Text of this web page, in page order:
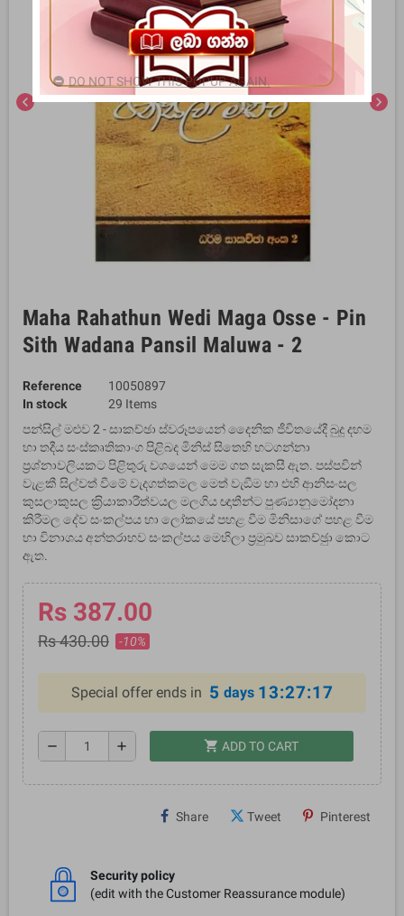
chevron_left chevron_right
Maha Rahathun Wedi Maga Osse - Pin
Sith Wadana Pansil Maluwa - 2
Reference
10050897
In stock
29 Items
පන්සිල් මළුව 2 - සාකච්ඡා ස්වරූපයෙන් දෛනික ජීවිතයේදී බුදු දහම
හා තදීය සංස්කෘතිකාංග පිළිබද මිනිස් සිතෙහි හටගන්නා
ප‍්‍රශ්නාවලියකට පිළිතුරු වශයෙන් මෙම ගත සැකසී ඇත. පස්පවින්
වැළකී සිල්වත් වීමේ වැදගත්කමල මෙත් වැඞීම හා එහි ආනිසංසල
කුසලාකුසල ක‍්‍රියාකාරීත්වයල මලගිය ඥාතීන්ට පුණ්‍යානුමෝදනා
කිරීමල දේව සංකල්පය හා ලෝකයේ පහළ වීම මිනිසාගේ පහළ වීම
හා විනාශය අන්තරාභව සංකල්පය මෙහිලා ප‍්‍රමුඛව සාකච්ඡුා කොට
ඇත.
Rs 387.00
Rs 430.00 -10%
Special offer ends in 5 days 13:27:16
remove add shopping_cart ADD TO CART
Share Tweet Pinterest
Security policy
(edit with the Customer Reassurance module)
DO NOT SHOW THIS POPUP AGAIN.